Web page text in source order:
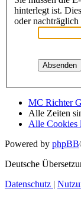
hinterlegt ist.
oder
MC Richter
Alle Zeiten
Alle Cookies
Powered by phpBB
Deutsche
Datenschutz |